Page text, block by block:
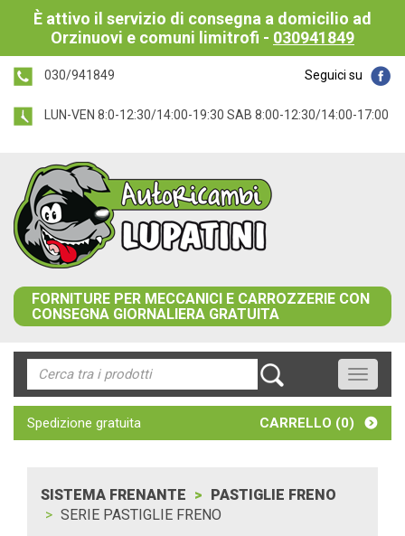
È attivo il servizio di consegna a domicilio ad
Orzinuovi e comuni limitrofi - 030941849
Seguici su
030/941849
LUN-VEN 8:0-12:30/14:00-19:30 SAB 8:00-12:30/14:00-17:00
FORNITURE PER MECCANICI E CARROZZERIE CON
CONSEGNA GIORNALIERA GRATUITA
Toggle
Spedizione gratuita CARRELLO (0)
SISTEMA FRENANTE
PASTIGLIE FRENO
SERIE PASTIGLIE FRENO